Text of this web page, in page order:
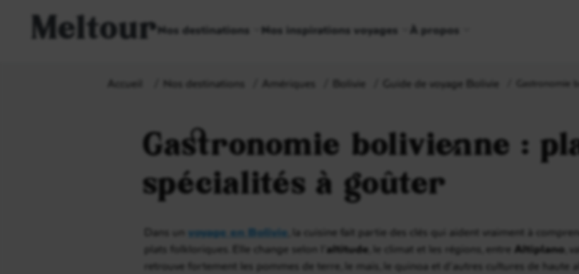
MeltourNos destinations Nos inspirations voyages À propos
Accueil Nos destinations Amériques Bolivie Guide de voyage Bolivie Gastronomie
Gastronomie bolivienne :
spécialités à goûter
Dans un voyage en Bolivie , la cuisine fait partie des clés qui aident vraiment à
plats folkloriques. Elle change selon l’ altitude , le climat et les régions, entre Altiplano ,
retrouve fortement les pommes de terre, le maïs, le quinoa et d’autres cultures de haute